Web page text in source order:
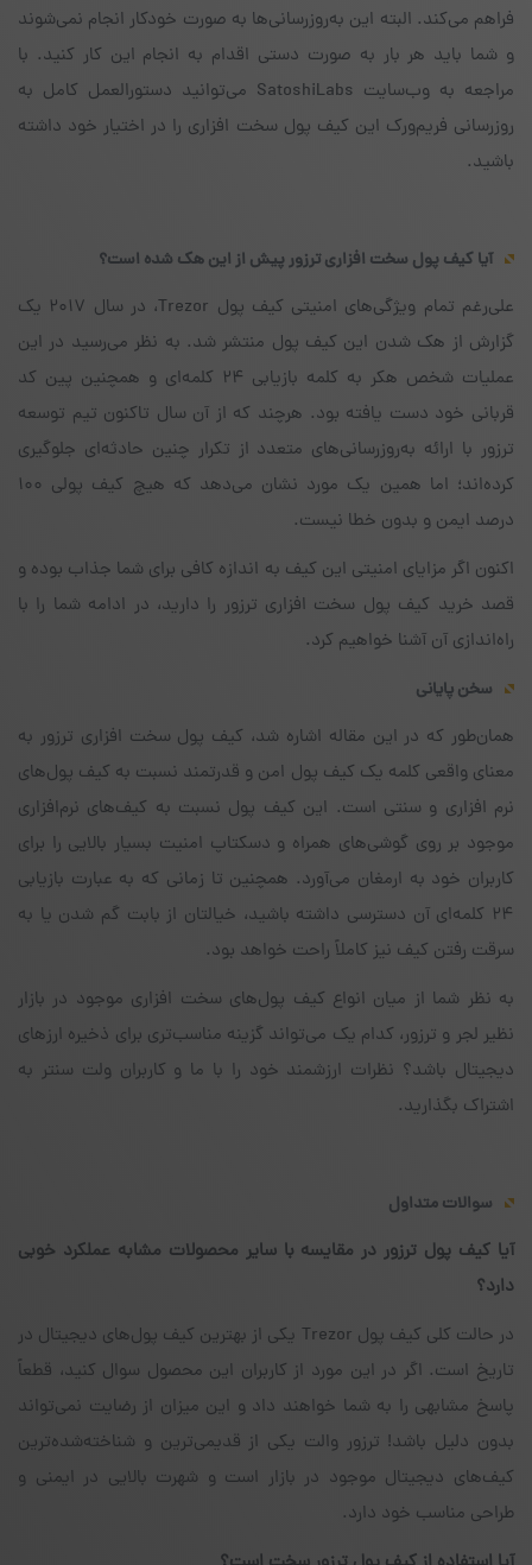
فراهم می‌کند. البته این به‌روزرسانی‌ها به صورت خودکار انجام نمی‌شوند
و شما باید هر بار به صورت دستی اقدام به انجام این کار کنید. با
مراجعه به وب‌سایت SatoshiLabs می‌توانید دستورالعمل کامل به
روزرسانی فریم‌ورک این کیف پول سخت افزاری را در اختیار خود داشته
باشید.
آیا کیف پول سخت افزاری ترزور پیش از این هک شده است؟
علی‌رغم تمام ویژگی‌های امنیتی کیف پول Trezor، در سال ۲۰۱۷ یک
گزارش از هک شدن این کیف پول منتشر شد. به نظر می‌رسید در این
عملیات شخص هکر به کلمه بازیابی ۲۴ کلمه‌ای و همچنین پین کد
قربانی خود دست یافته بود. هرچند که از آن سال تاکنون تیم توسعه
ترزور با ارائه به‌روزرسانی‌های متعدد از تکرار چنین حادثه‌ای جلوگیری
کرده‌اند؛ اما همین یک مورد نشان می‌دهد که هیچ کیف پولی ۱۰۰
درصد ایمن و بدون خطا نیست.
اکنون اگر مزایای امنیتی این کیف به اندازه کافی برای شما جذاب بوده و
قصد خرید کیف پول سخت افزاری ترزور را دارید، در ادامه شما را با
راه‌اندازی آن آشنا خواهیم کرد.
سخن پایانی
همان‌طور که در این مقاله اشاره شد، کیف پول سخت افزاری ترزور به
معنای واقعی کلمه یک کیف پول امن و قدرتمند نسبت به کیف پول‌های
نرم افزاری و سنتی است. این کیف پول نسبت به کیف‌های نرم‌افزاری
موجود بر روی گوشی‌های همراه و دسکتاپ امنیت بسیار بالایی را برای
کاربران خود به ارمغان می‌آورد. همچنین تا زمانی که به عبارت بازیابی
۲۴ کلمه‌ای آن دسترسی داشته باشید، خیالتان از بابت گم شدن یا به
سرقت رفتن کیف نیز کاملاً راحت خواهد بود.
به نظر شما از میان انواع کیف پول‌های سخت افزاری موجود در بازار
نظیر لجر و ترزور، کدام یک می‌تواند گزینه مناسب‌تری برای ذخیره ارزهای
دیجیتال باشد؟ نظرات ارزشمند خود را با ما و کاربران ولت سنتر به
اشتراک بگذارید.
سوالات متداول
آیا کیف پول ترزور در مقایسه با سایر محصولات مشابه عملکرد خوبی
دارد؟
در حالت کلی کیف پول Trezor یکی از بهترین کیف پول‌های دیجیتال در
تاریخ است. اگر در این مورد از کاربران این محصول سوال کنید، قطعاً
پاسخ مشابهی را به شما خواهند داد و این میزان از رضایت نمی‌تواند
بدون دلیل باشد! ترزور والت یکی از قدیمی‌ترین و شناخته‌شده‌ترین
کیف‌های دیجیتال موجود در بازار است و شهرت بالایی در ایمنی و
طراحی مناسب خود دارد.